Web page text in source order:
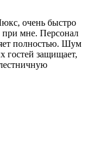
очень быстро
при мне. Персонал
полностью. Шум
гостей защищает,